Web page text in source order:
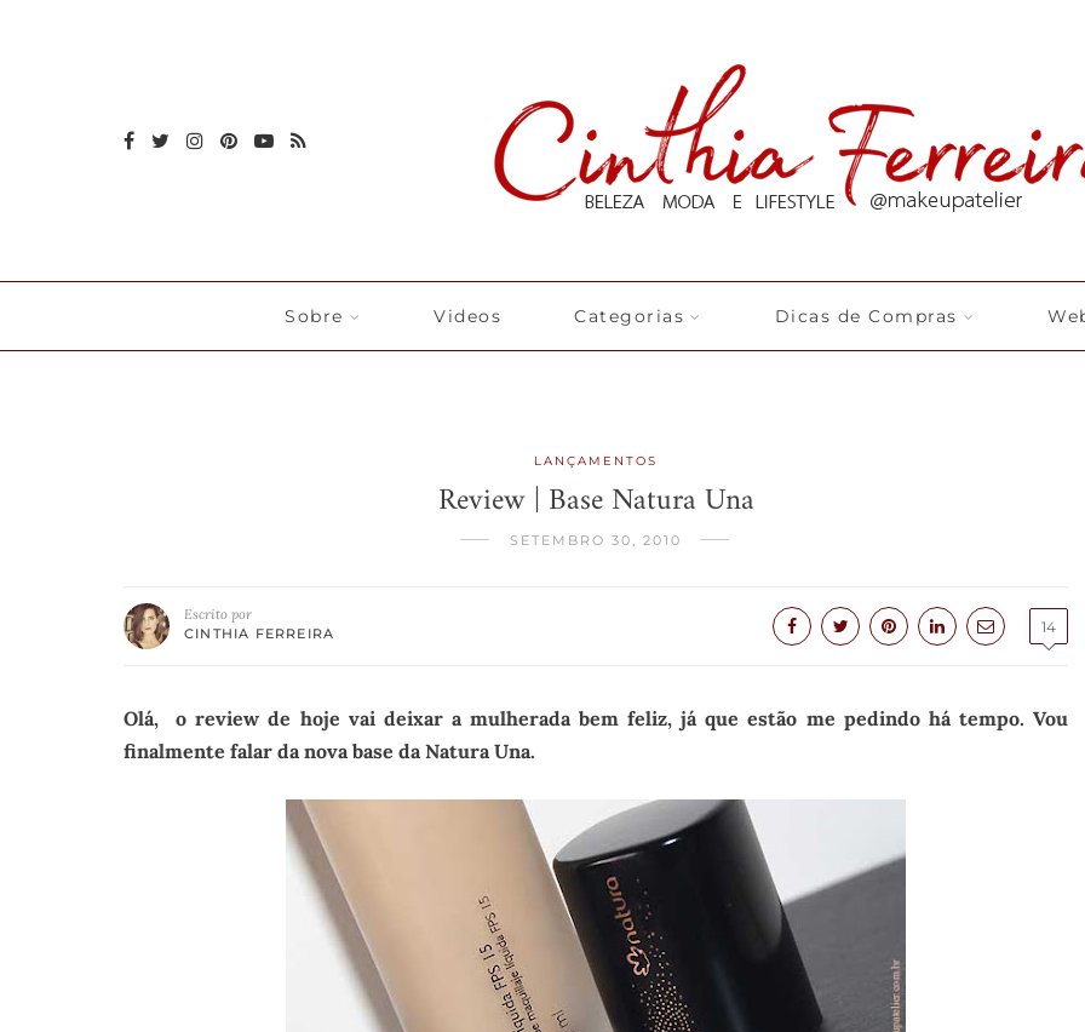
Sobre Videos Categorias Dicas de Compras
LANÇAMENTOS
Review | Base Natura Una
SETEMBRO 30, 2010
Escrito por
CINTHIA FERREIRA
14
Olá, o review de hoje vai deixar a mulherada bem feliz, já que estão me pedindo há tempo. Vou
finalmente falar da nova base da Natura Una.